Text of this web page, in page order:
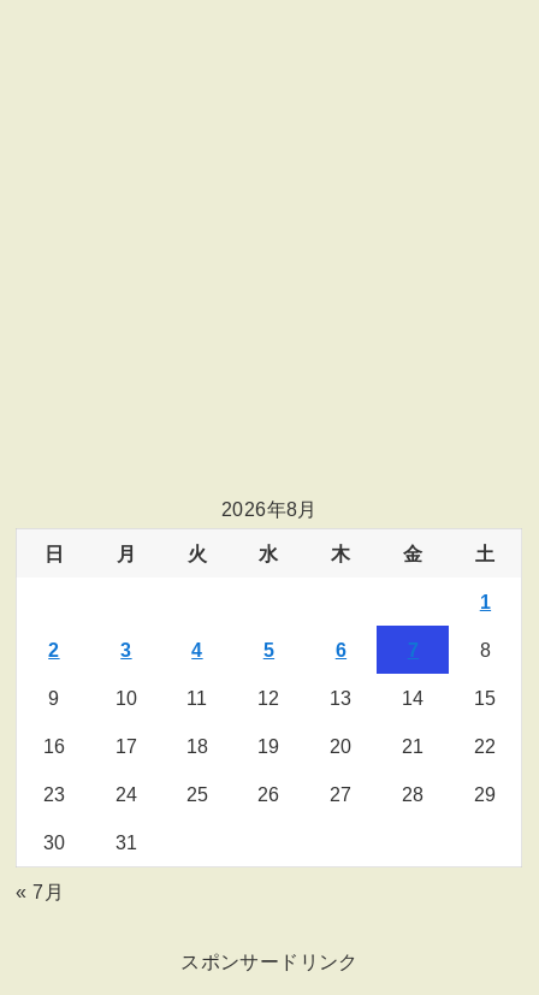
2026年8月
日 月 火 水 木 金 土
1
2 3 4 5 6 7 8
9 10 11 12 13 14 15
16 17 18 19 20 21 22
23 24 25 26 27 28 29
30 31
« 7月
スポンサードリンク